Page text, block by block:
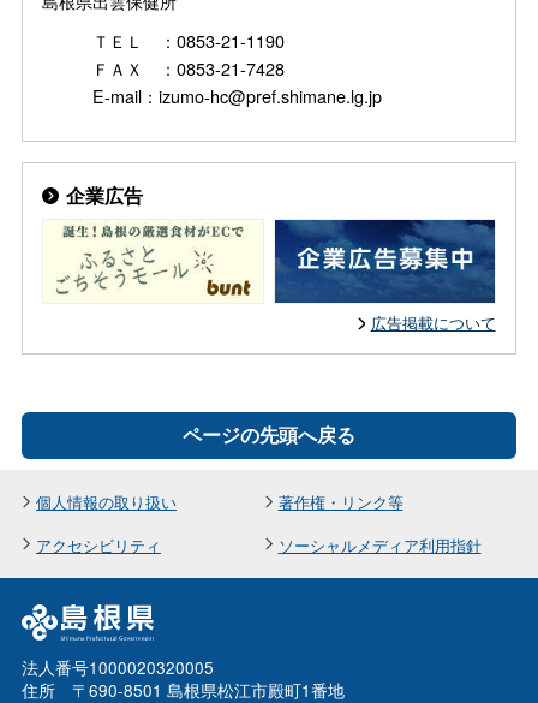
ＴＥＬ ：0853-21-1190
ＦＡＸ ：0853-21-7428
E-mail：izumo-hc@pref.shimane.lg.jp
企業広告
広告掲載について
ページの先頭へ戻る
個人情報の取り扱い
著作権・リンク等
アクセシビリティ
ソーシャルメディア利用指針
法人番号1000020320005
住所 〒690-8501 島根県松江市殿町1番地